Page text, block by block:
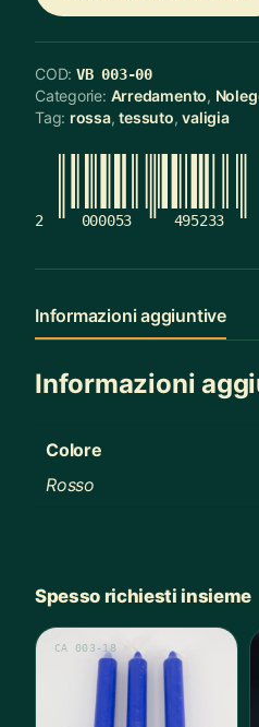
COD: VB 003-00
Categorie: Arredamento,
Tag: rossa,tessuto,valigia
2 000053 495233
Informazioni aggiuntive
Informazioni
Colore
Rosso
Spesso richiesti insieme
CA 003-18